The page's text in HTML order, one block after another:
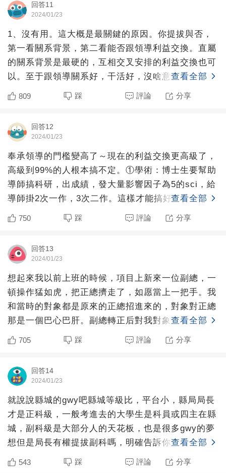
回答11
2024/01/23
1、沒有用。這大概是最關鍵的原因。你提拔與否，
第一看關系背景，第二看能否跟領導利益交換。直屬
的關系背景是最硬的，互相交叉安排的利益交換也可
以。至于跟領導關系好，干活好，沒啥意義，平時餅
畫再好，關鍵時刻
查看全部
809 踩 評論 分享
回答12
2024/01/23
奉承領導的門檻變高了～現在的利益交換更高級了，
高級到99%的人根本搞不定。①學術：博士生要幫助
導師搞科研，出成績，發大量影響因子為5的sci，給
導師掛2次一作，3次二作。這樣才能搞好師生關系。
②體制內
查看全部
750 踩 評論 分享
回答13
2024/01/23
想起來我以前上班的時候，項目上新來一位副總，一
頓操作猛如虎，把正總擠走了，如愿當上一把手。我
和當時的對象都是原來的正總招進來的，對象對正總
那是一個巴心巴肝。副總轉正后對我對象那是百般刁
難，有事沒事就得
查看全部
705 踩 評論 分享
回答14
2024/01/23
就說說縣城的gwy吧縣城等級比，平台小，縣局局長
才是正科級，一般考進去的大學生是科員或四主在縣
城，副科級是大部分人的天花板，也是很多gwy的夢
想但是局長有權提拔副科嗎，明確告訴你，沒有！縣
里提副科，一
查看全部
543 踩 評論 分享